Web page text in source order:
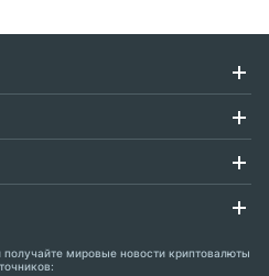
получайте мировые новости криптовалюты